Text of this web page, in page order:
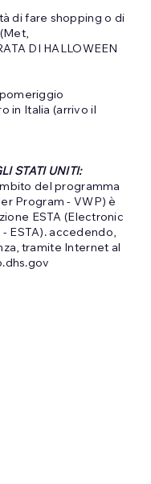
di fare shopping o di
DI HALLOWEEN
in Italia (arrivo il
STATI UNITI:
del programma
Program - VWP) è
ESTA (Electronic
ESTA). accedendo,
tramite Internet al